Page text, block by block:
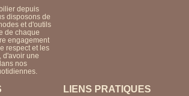
depuis
disposons de
et d'outils
de chaque
engagement
respect et les
d'avoir une
nos
LIENS PRATIQUES